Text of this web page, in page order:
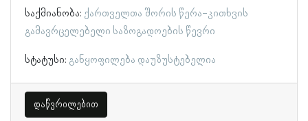
საქმიანობა: ქართველთა შორის წერა-კითხვის
გამავრცელებელი საზოგადოების წევრი
სტატუსი: განყოფილება დაუზუსტებელია
დაწვრილებით